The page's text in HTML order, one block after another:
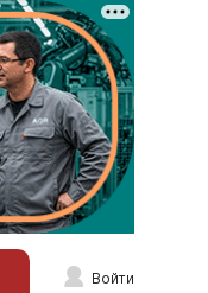
Войти